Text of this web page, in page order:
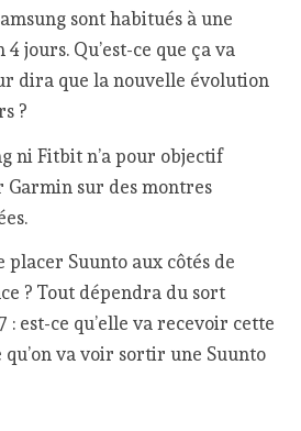
sont habitués à une
jours. Qu’est-ce que ça va
dira que la nouvelle évolution
?
ni Fitbit n’a pour objectif
Garmin sur des montres
placer Suunto aux côtés de
? Tout dépendra du sort
: est-ce qu’elle va recevoir cette
qu’on va voir sortir une Suunto